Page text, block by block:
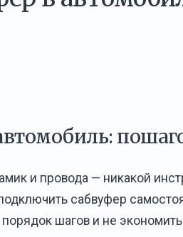
и провода — никакой
сабвуфер
шагов и не